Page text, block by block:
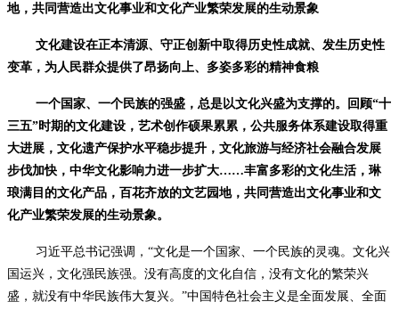
地，共同营造出文化事业和文化产业繁荣发展的生动景象
文化建设在正本清源、守正创新中取得历史性成就、发生历史性
变革，为人民群众提供了昂扬向上、多姿多彩的精神食粮
一个国家、一个民族的强盛，总是以文化兴盛为支撑的。回顾“十
三五”时期的文化建设，艺术创作硕果累累，公共服务体系建设取得重
大进展，文化遗产保护水平稳步提升，文化旅游与经济社会融合发展
步伐加快，中华文化影响力进一步扩大……丰富多彩的文化生活，琳
琅满目的文化产品，百花齐放的文艺园地，共同营造出文化事业和文
化产业繁荣发展的生动景象。
习近平总书记强调，“文化是一个国家、一个民族的灵魂。文化兴
国运兴，文化强民族强。没有高度的文化自信，没有文化的繁荣兴
盛，就没有中华民族伟大复兴。”中国特色社会主义是全面发展、全面